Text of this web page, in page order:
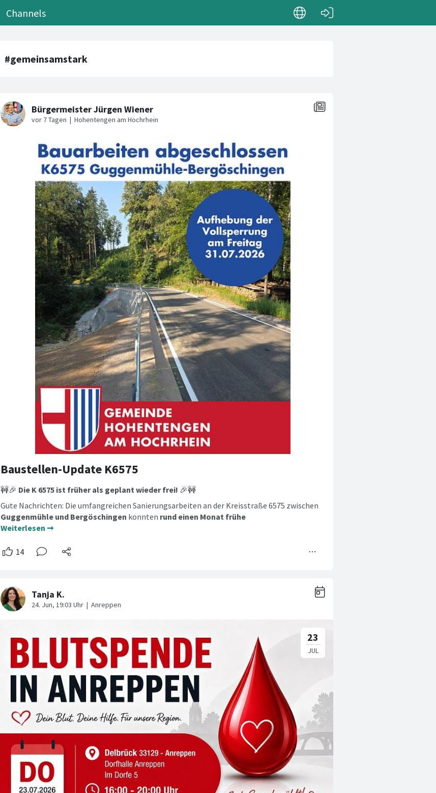
Channels
#gemeinsamstark
Baustellen-Update K6575
🚧🎉 Die K 6575 ist früher als geplant wieder frei! 🎉🚧
Gute Nachrichten: Die umfangreichen Sanierungsarbeiten an der Kreisstraße 6575 zwischen
Guggenmühle und Bergöschingen konnten rund einen Monat frühe
Weiterlesen ➞